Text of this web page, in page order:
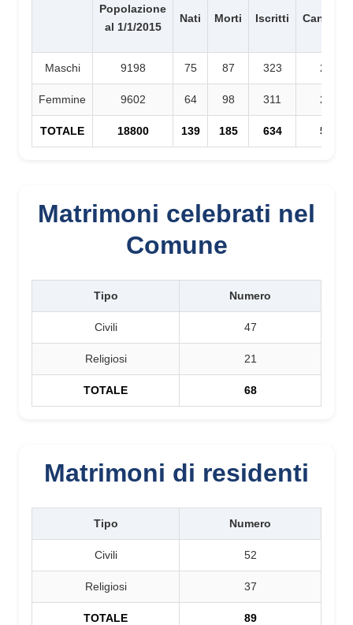
Popolazione
al 1/1/2015
Nati Morti Iscritti
Maschi 9198 75 87 323 283
Femmine 9602 64 98 311 225
TOTALE 18800 139 185 634 508
Matrimoni celebrati nel
Comune
Tipo Numero
Civili 47
Religiosi 21
TOTALE 68
Matrimoni di residenti
Tipo Numero
Civili 52
Religiosi 37
TOTALE 89